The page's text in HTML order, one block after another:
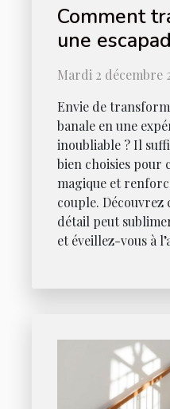
Comment
une
expérience
ultime ?
Mardi 2 décembre
Envie de
banale en une
inoubliable ? Il
bien choisies pour
magique et
couple. Découvrez
détail peut
et éveillez-vous à